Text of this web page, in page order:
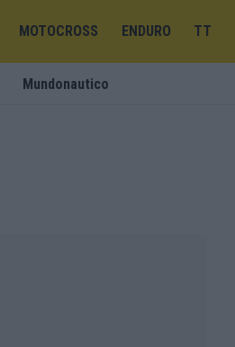
MOTOCROSS ENDURO TT
Mundonautico